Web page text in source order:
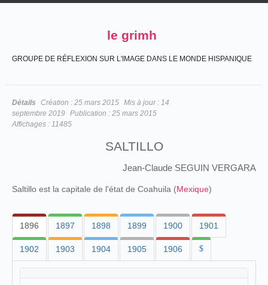
le grimh
GROUPE DE RÉFLEXION SUR L'IMAGE DANS LE MONDE HISPANIQUE
Détails Création : 25 mars 2015 Mis à jour : 14
septembre 2019 Publication : 25 mars 2015
Affichages : 11485
SALTILLO
Jean-Claude SEGUIN VERGARA
Saltillo est la capitale de l'état de Coahuila (Mexique)
1896 1897 1898 1899 1900 1901
1902 1903 1904 1905 1906 $